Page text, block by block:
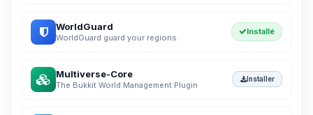
WorldGuard
WorldGuard guard your regions.
Installé
Multiverse-Core
The Bukkit World Management Plugin
Installer